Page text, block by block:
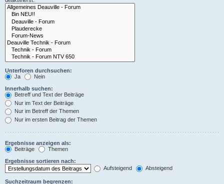
Unterforen durchsuchen:
Ja
Nein
Innerhalb suchen:
Betreff und Text der Beiträge
Nur im Text der Beiträge
Nur im Betreff der Themen
Nur im ersten Beitrag der Themen
Ergebnisse anzeigen als:
Beiträge
Themen
Ergebnisse sortieren nach:
Aufsteigend
Absteigend
Suchzeitraum begrenzen: